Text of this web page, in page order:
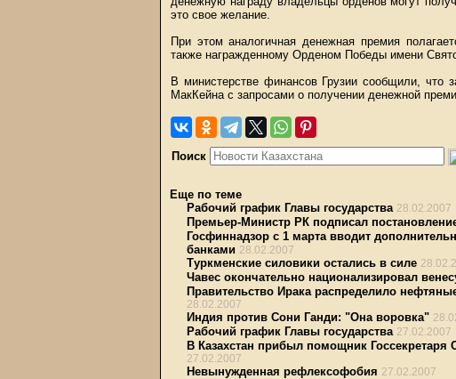
это свое желание.
При этом аналогичная денежная премия
также награжденному Орденом Победы имени
В министерстве финансов Грузии сообщили, что
МакКейна с запросами о получении денежной
Поиск
Еще по теме
Рабочий график Главы государства 28.02.2007
Премьер-Министр РК подписал
Госфиннадзор с 1 марта вводит
банками 28.02.2007
Туркменские силовики остались в силе
Чавес окончательно национализировал
Правительство Ирака распределило
28.02.2007
Индия против Сони Ганди: "Она воровка"
Рабочий график Главы государства 27.02.2007
В Казахстан прибыл помощник
27.02.2007
Невынужденная рефлексофобия 27.02.2007